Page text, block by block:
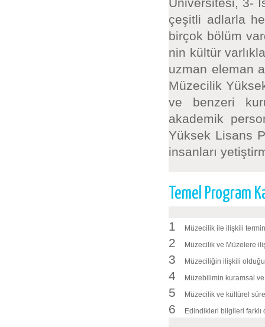
çeşitli adlarla
birçok bölüm
nin kültür
uzman eleman
Müzecilik
ve benzeri
akademik
Yüksek Lisans
insanları
Temel Program
1 Müzecilik ile ilişkili
2 Müzecilik ve Müzelere
3 Müzeciliğin ilişkili
4 Müzebilimin kuramsal
5 Müzecilik ve kültürel
6 Edindikleri bilgileri